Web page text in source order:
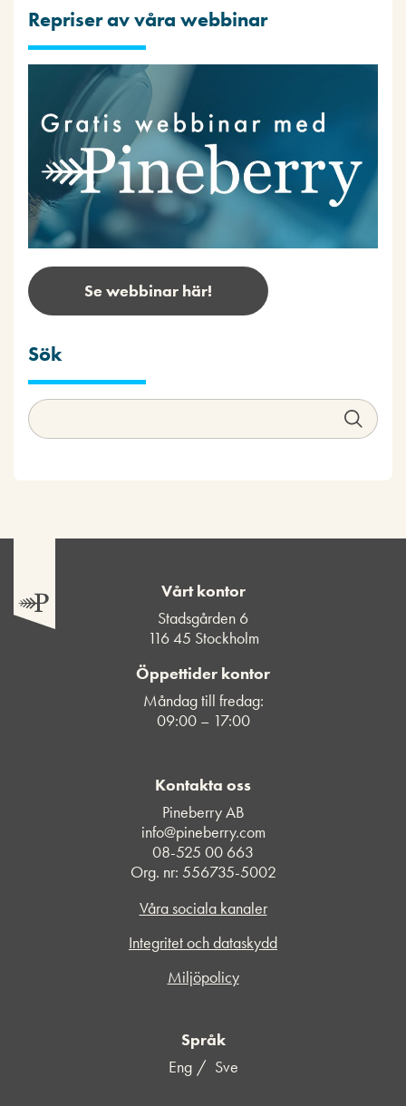
Repriser av våra webbinar
Se webbinar här!
Sök
Vårt kontor
Stadsgården 6
116 45 Stockholm
Öppettider kontor
Måndag till fredag:
09:00 – 17:00
Kontakta oss
Pineberry AB
info@pineberry.com
08-525 00 663
Org. nr: 556735-5002
Våra sociala kanaler
Integritet och dataskydd
Miljöpolicy
Språk
Eng
Sve